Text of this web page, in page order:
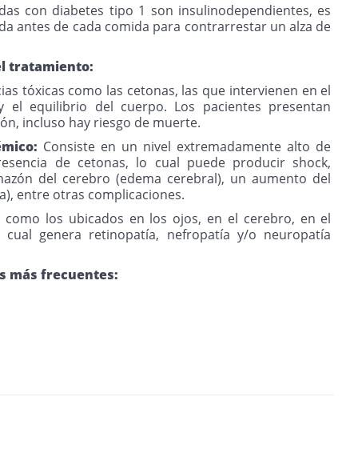
con diabetes tipo 1 son insulinodependientes, es
antes de cada comida para contrarrestar un alza de
tratamiento:
tóxicas como las cetonas, las que intervienen en el
equilibrio del cuerpo. Los pacientes presentan
incluso hay riesgo de muerte.
Consiste en un nivel extremadamente alto de
de cetonas, lo cual puede producir shock,
del cerebro (edema cerebral), un aumento del
entre otras complicaciones.
los ubicados en los ojos, en el cerebro, en el
genera retinopatía, nefropatía y/o neuropatía
más frecuentes: